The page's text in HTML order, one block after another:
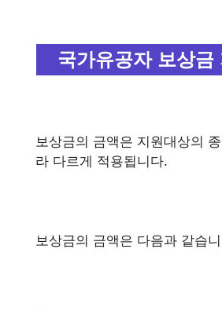
국가유공자 보상금
보상금의 금액은 지원대상의
라 다르게 적용됩니다.
보상금의 금액은 다음과 같습